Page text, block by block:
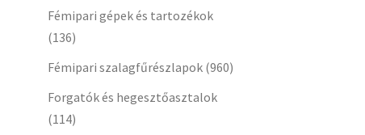
Fémipari gépek és tartozékok
(136)
Fémipari szalagfűrészlapok (960)
Forgatók és hegesztőasztalok
(114)